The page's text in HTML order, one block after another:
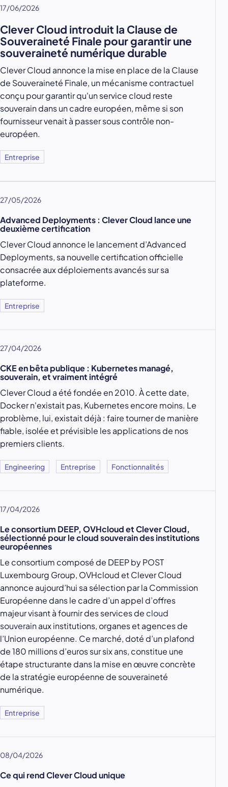
17/06/2026
Clever Cloud introduit la Clause de
Souveraineté Finale pour garantir une
souveraineté numérique durable
Clever Cloud annonce la mise en place de la Clause
de Souveraineté Finale, un mécanisme contractuel
conçu pour garantir qu'un service cloud reste
souverain dans un cadre européen, même si son
fournisseur venait à passer sous contrôle non-
européen.
Entreprise
27/05/2026
Advanced Deployments : Clever Cloud lance une
deuxième certification
Clever Cloud annonce le lancement d’Advanced
Deployments, sa nouvelle certification officielle
consacrée aux déploiements avancés sur sa
plateforme.
Entreprise
27/04/2026
CKE en bêta publique : Kubernetes managé,
souverain, et vraiment intégré
Clever Cloud a été fondée en 2010. À cette date,
Docker n'existait pas, Kubernetes encore moins. Le
problème, lui, existait déjà : faire tourner de manière
fiable, isolée et prévisible les applications de nos
premiers clients.
Engineering Entreprise Fonctionnalités
17/04/2026
Le consortium DEEP, OVHcloud et Clever Cloud,
sélectionné pour le cloud souverain des institutions
européennes
Le consortium composé de DEEP by POST
Luxembourg Group, OVHcloud et Clever Cloud
annonce aujourd’hui sa sélection par la Commission
Européenne dans le cadre d’un appel d’offres
majeur visant à fournir des services de cloud
souverainaux institutions, organes et agences de
l’Union européenne. Ce marché, doté d’un plafond
de 180 millions d’euros sur six ans, constitue une
étape structurante dans la mise en œuvre concrète
de la stratégie européenne de souveraineté
numérique.
Entreprise
08/04/2026
Ce qui rend Clever Cloud unique